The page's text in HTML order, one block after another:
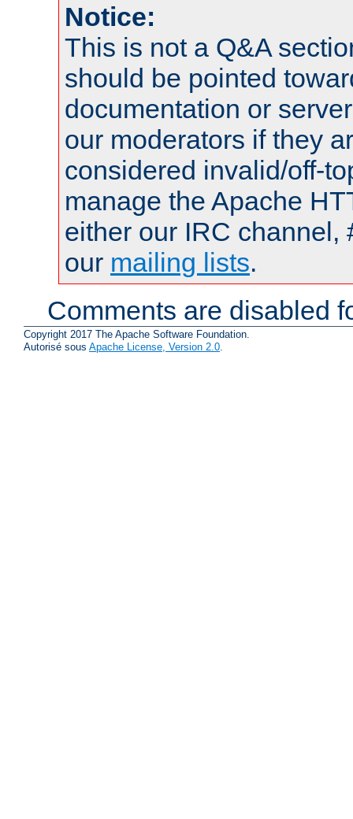
Notice:
This is not a Q&A
should be pointed
documentation or
our moderators if they
considered invalid/off-
manage the Apache
either our IRC channel,
our mailing lists.
Comments are disabled
Copyright 2017 The Apache Software Foundation.
Autorisé sous Apache License, Version 2.0.